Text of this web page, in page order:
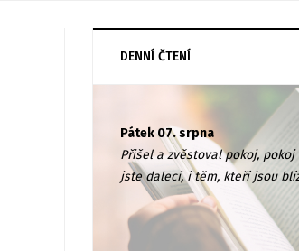
DENNÍ ČTENÍ
Pátek 07. srpna
Přišel a zvěstoval pokoj, pokoj
jste dalecí, i těm, kteří jsou